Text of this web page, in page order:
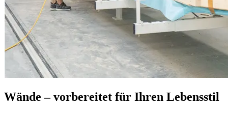
Wände – vorbereitet für Ihren Lebensstil